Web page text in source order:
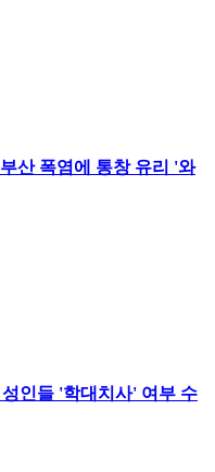
산 폭염에 통창 유리 '와
인들 '학대치사' 여부 수